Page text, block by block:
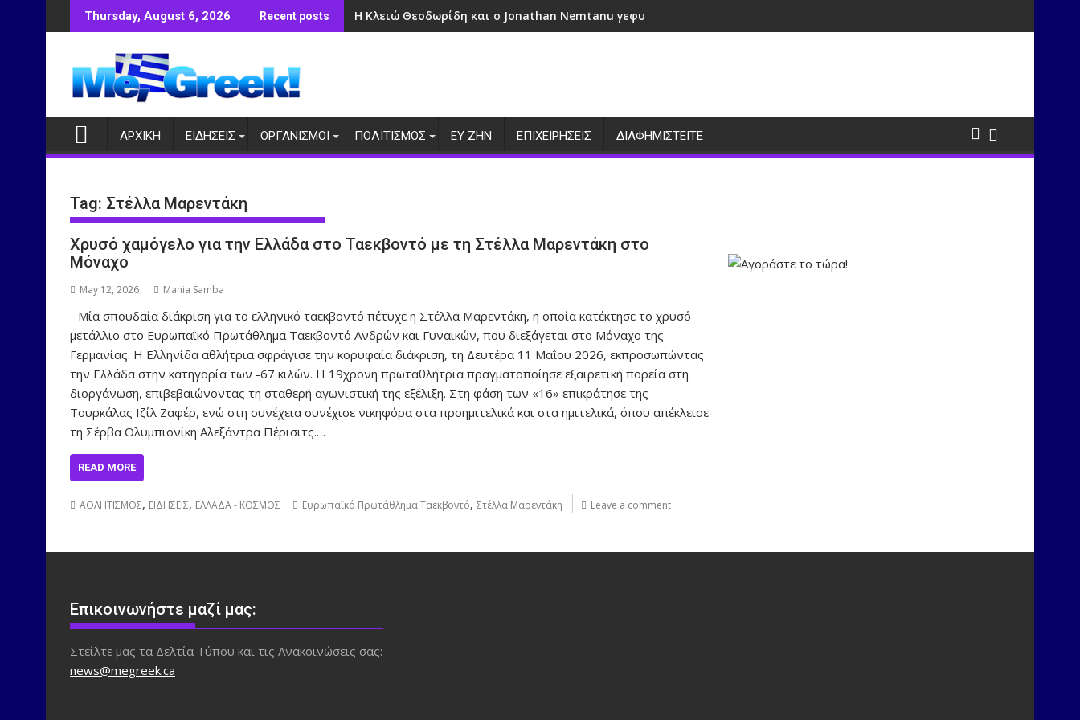
to
Thursday, August 6, 2026 Recent posts Η Κλειώ Θεοδωρίδη και ο Jonathan Nemtanu γεφυρώνουν πολιτισμούς μέσα από τη μουσική
ΑΡΧΙΚΗ ΕΙΔΗΣΕΙΣ ΟΡΓΑΝΙΣΜΟΙ ΠΟΛΙΤΙΣΜΟΣ ΕΥ ΖΗΝ ΕΠΙΧΕΙΡΗΣΕΙΣ ΔΙΑΦΗΜΙΣΤΕΙΤΕ
Tag: Στέλλα Μαρεντάκη
Χρυσό χαμόγελο για την Ελλάδα στο Ταεκβοντό με τη Στέλλα Μαρεντάκη στο
Μόναχο
May 12, 2026 Mania Samba
Μία σπουδαία διάκριση για το ελληνικό ταεκβοντό πέτυχε η Στέλλα Μαρεντάκη, η οποία κατέκτησε το χρυσό
μετάλλιο στο Ευρωπαϊκό Πρωτάθλημα Ταεκβοντό Ανδρών και Γυναικών, που διεξάγεται στο Μόναχο της
Γερμανίας. Η Ελληνίδα αθλήτρια σφράγισε την κορυφαία διάκριση, τη Δευτέρα 11 Μαΐου 2026, εκπροσωπώντας
την Ελλάδα στην κατηγορία των -67 κιλών. Η 19χρονη πρωταθλήτρια πραγματοποίησε εξαιρετική πορεία στη
διοργάνωση, επιβεβαιώνοντας τη σταθερή αγωνιστική της εξέλιξη. Στη φάση των «16» επικράτησε της
Τουρκάλας Ιζίλ Ζαφέρ, ενώ στη συνέχεια συνέχισε νικηφόρα στα προημιτελικά και στα ημιτελικά, όπου απέκλεισε
τη Σέρβα Ολυμπιονίκη Αλεξάντρα Πέρισιτς.…
READ MORE
ΑΘΛΗΤΙΣΜΟΣ, ΕΙΔΗΣΕΙΣ, ΕΛΛΑΔΑ - ΚΟΣΜΟΣ Ευρωπαϊκό Πρωτάθλημα Ταεκβοντό, Στέλλα Μαρεντάκη Leave a comment
Επικοινωνήστε μαζί μας:
Στείλτε μας τα Δελτία Τύπου και τις Ανακοινώσεις σας:
news@megreek.ca